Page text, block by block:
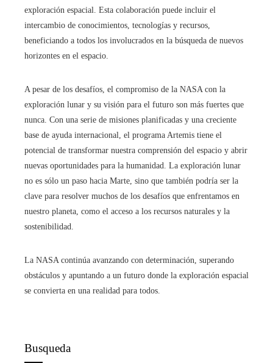
exploración espacial. Esta colaboración puede incluir el
intercambio de conocimientos, tecnologías y recursos,
beneficiando a todos los involucrados en la búsqueda de nuevos
horizontes en el espacio.
A pesar de los desafíos, el compromiso de la NASA con la
exploración lunar y su visión para el futuro son más fuertes que
nunca. Con una serie de misiones planificadas y una creciente
base de ayuda internacional, el programa Artemis tiene el
potencial de transformar nuestra comprensión del espacio y abrir
nuevas oportunidades para la humanidad. La exploración lunar
no es sólo un paso hacia Marte, sino que también podría ser la
clave para resolver muchos de los desafíos que enfrentamos en
nuestro planeta, como el acceso a los recursos naturales y la
sostenibilidad.
La NASA continúa avanzando con determinación, superando
obstáculos y apuntando a un futuro donde la exploración espacial
se convierta en una realidad para todos.
Busqueda